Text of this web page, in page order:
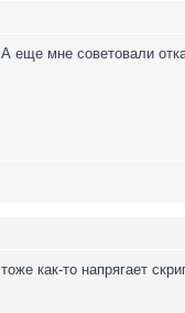
А еще мне советовали
тоже как-то напрягает